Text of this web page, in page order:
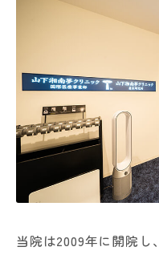
当院は2009年に開院